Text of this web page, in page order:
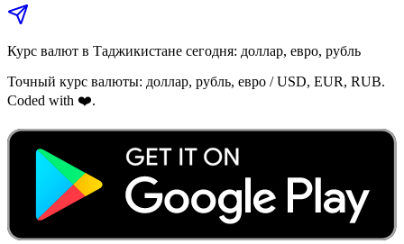
Курс валют в Таджикистане сегодня: доллар, евро, рубль
Точный курс валюты: доллар, рубль, евро / USD, EUR, RUB.
Coded with ❤️.